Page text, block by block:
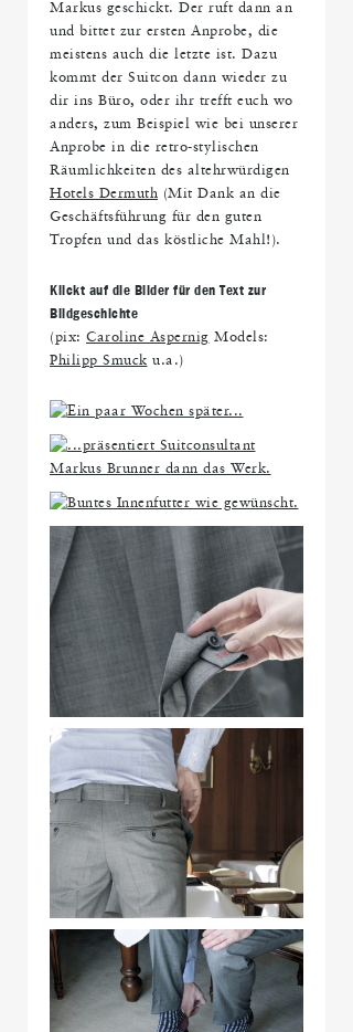
Markus geschickt. Der ruft dann an
und bittet zur ersten Anprobe, die
meistens auch die letzte ist. Dazu
kommt der Suitcon dann wieder zu
dir ins Büro, oder ihr trefft euch wo
anders, zum Beispiel wie bei unserer
Anprobe in die retro-stylischen
Räumlichkeiten des altehrwürdigen
Hotels Dermuth (Mit Dank an die
Geschäftsführung für den guten
Tropfen und das köstliche Mahl!).
Klickt auf die Bilder für den Text zur
Bildgeschichte
(pix: Caroline Aspernig Models:
Philipp Smuck u.a.)